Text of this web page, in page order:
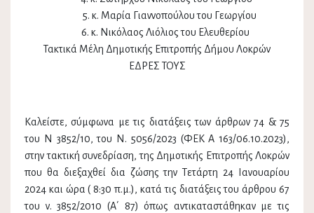
5. κ. Μαρία Γιαννοπούλου του Γεωργίου
6. κ. Νικόλαος Λιόλιος του Ελευθερίου
Τακτικά Μέλη Δημοτικής Επιτροπής Δήμου Λοκρών
ΕΔΡΕΣ ΤΟΥΣ
Καλείστε, σύμφωνα με τις διατάξεις των άρθρων 74 & 75
του Ν 3852/10, του Ν. 5056/2023 (ΦΕΚ Α 163/06.10.2023),
στην τακτική συνεδρίαση, της Δημοτικής Επιτροπής Λοκρών
που θα διεξαχθεί δια ζώσης την Τετάρτη 24 Ιανουαρίου
2024 και ώρα ( 8:30 π.μ.), κατά τις διατάξεις του άρθρου 67
του ν. 3852/2010 (Α΄ 87) όπως αντικαταστάθηκαν με τις